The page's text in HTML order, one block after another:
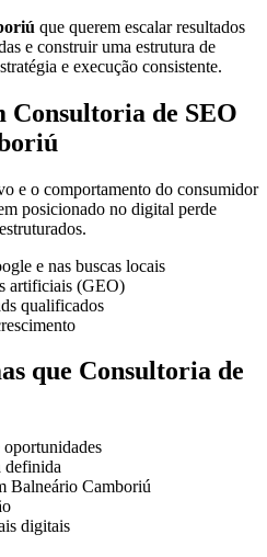
que querem escalar resultados
e construir uma estrutura de
e execução consistente.
Consultoria de SEO
e o comportamento do consumidor
posicionado no digital perde
e nas buscas locais
artificiais (GEO)
qualificados
que Consultoria de
oportunidades
definida
Balneário Camboriú
digitais